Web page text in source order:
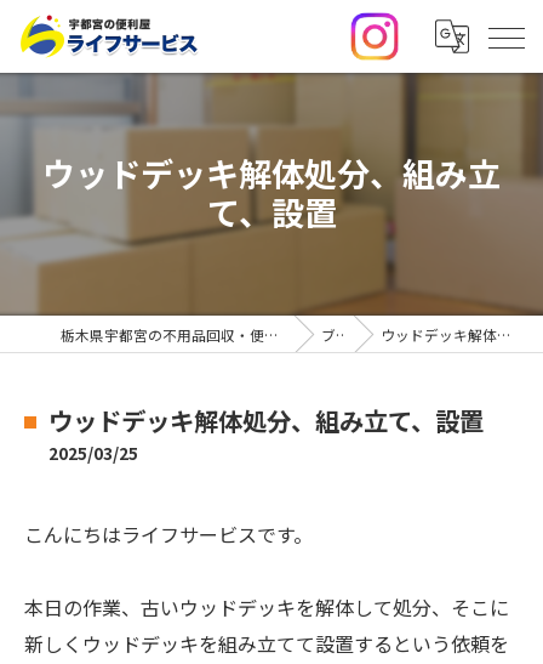
ウッドデッキ解体処分、組み立
て、設置
栃木県宇都宮の不用品回収・便利屋なら合同会社ライフサービス ブログ ウッドデッキ解体処分、組み立て、設置
ウッドデッキ解体処分、組み立て、設置
2025/03/25
こんにちはライフサービスです。
本日の作業、古いウッドデッキを解体して処分、そこに
新しくウッドデッキを組み立てて設置するという依頼を